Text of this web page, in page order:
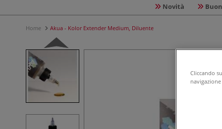
Novità
Home Akua - Kolor Extender Medium, Diluente
Cliccando